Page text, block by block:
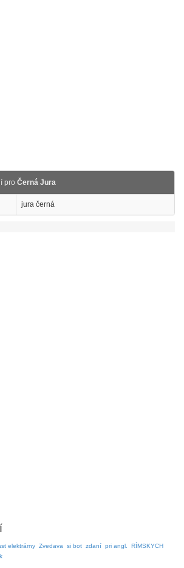
pro Černá Jura
jura černá
elektrárny Zvedava si bot zdaní pri angl.
RÍMSKYCH